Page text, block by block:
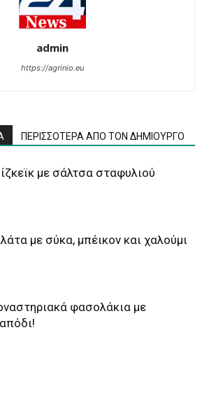
admin
https://agrinio.eu
ΠΕΡΙΣΣΟΤΕΡΑ ΑΠΟ ΤΟΝ ΔΗΜΙΟΥΡΓΟ
με σάλτσα σταφυλιού
με σύκα, μπέικον και χαλούμι
φασολάκια με